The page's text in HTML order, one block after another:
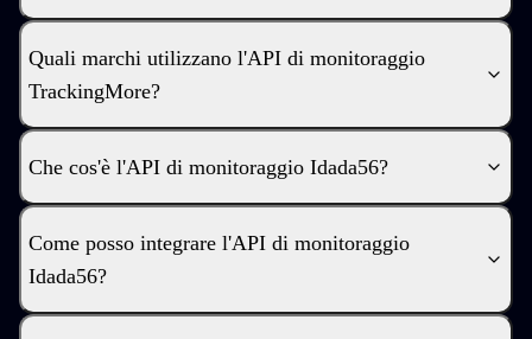
Quali marchi utilizzano l'API di monitoraggio
TrackingMore?
Che cos'è l'API di monitoraggio Idada56?
Come posso integrare l'API di monitoraggio
Idada56?